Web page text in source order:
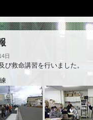
日
び救命講習を行いました。